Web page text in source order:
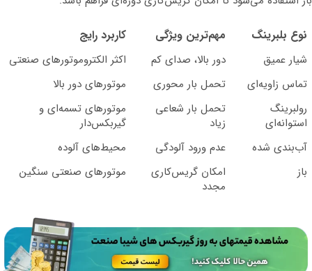
نوع بلبرینگ مهم‌ترین ویژگی کاربرد رایج
شیار عمیق دور بالا، صدای کم
اکثر الکتروموتورهای صنعتی
تماس زاویه‌ای
تحمل بار محوری
موتورهای دور بالا
رولبرینگ
استوانه‌ای
تحمل بار شعاعی
زیاد
موتورهای تسمه‌ای و
گیربکس‌دار
آب‌بندی شده
عدم ورود آلودگی
محیط‌های آلوده
باز
امکان گریس‌کاری
مجدد
موتورهای صنعتی سنگین